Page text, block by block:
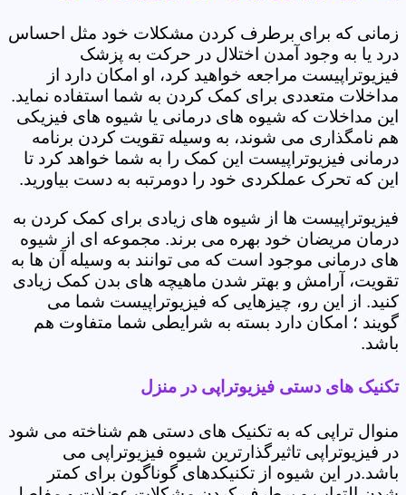
زمانی که برای برطرف کردن مشکلات خود مثل احساس
درد یا به وجود آمدن اختلال در حرکت به پزشک
فیزیوتراپیست مراجعه خواهید کرد، او امکان دارد از
مداخلات متعددی برای کمک کردن به شما استفاده نماید.
این مداخلات که شیوه های درمانی یا شیوه های فیزیکی
هم نامگذاری می شوند، به وسیله تقویت کردن برنامه
درمانی فیزیوتراپیست این کمک را به شما خواهد کرد تا
این که تحرک عملکردی خود را دومرتبه به دست بیاورید.
فیزیوتراپیست ها از شیوه های زیادی برای کمک کردن به
درمان مریضان خود بهره می برند. مجموعه ای از شیوه
های درمانی موجود است که می توانند به وسیله آن ها به
تقویت، آرامش و بهتر شدن ماهیچه های بدن کمک زیادی
کنید. از این رو، چیزهایی که فیزیوتراپیست شما می
گویند ؛ امکان دارد بسته به شرایطی شما متفاوت هم
باشد.
تکنیک های دستی فیزیوتراپی در منزل
منوال تراپی که به تکنیک های دستی هم شناخته می شود
در فیزیوتراپی تاثیرگذارترین شیوه فیزیوتراپی می
باشد.در این شیوه از تکنیکدهای گوناگون برای کمتر